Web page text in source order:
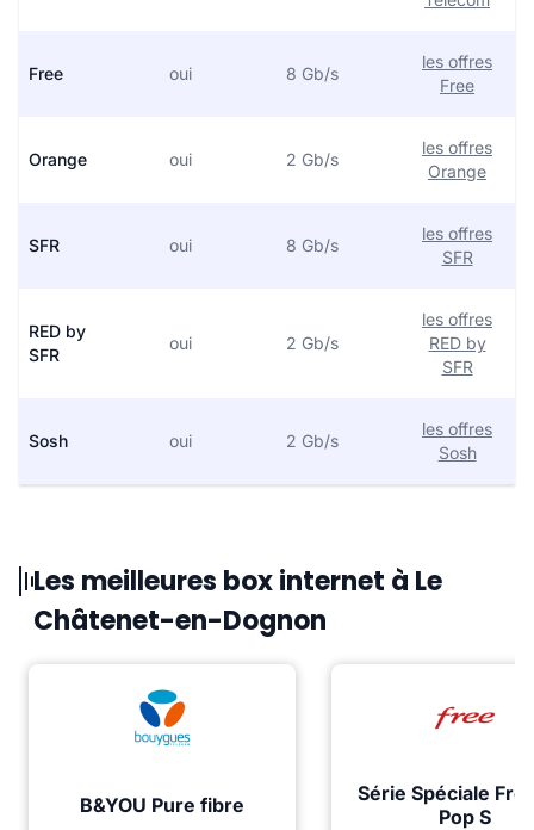
Free oui 8 Gb/s
les offres
Free
Orange oui 2 Gb/s
les offres
Orange
SFR oui 8 Gb/s
les offres
SFR
RED by
SFR
oui 2 Gb/s
les offres
RED by
SFR
Sosh oui 2 Gb/s
les offres
Sosh
Les meilleures box internet à Le
Châtenet-en-Dognon
B&YOU Pure fibre
Série Spéciale
Pop S